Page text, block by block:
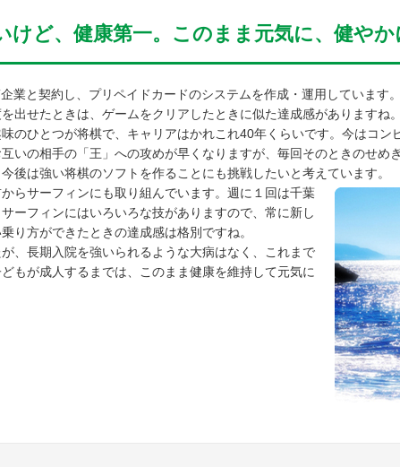
けど、健康第一。このまま元気に、健やか
業と契約し、プリペイドカードのシステムを作成・運用しています
出せたときは、ゲームをクリアしたときに似た達成感がありますね。
のひとつが将棋で、キャリアはかれこれ40年くらいです。今はコン
いの相手の「王」への攻めが早くなりますが、毎回そのときのせめ
後は強い将棋のソフトを作ることにも挑戦したいと考えています。
らサーフィンにも取り組んでいます。週に１回は千葉
ーフィンにはいろいろな技がありますので、常に新し
り方ができたときの達成感は格別ですね。
、長期入院を強いられるような大病はなく、これまで
もが成人するまでは、このまま健康を維持して元気に